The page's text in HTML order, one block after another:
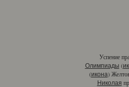
Успение
Олимпиады (
(икона)
Николая